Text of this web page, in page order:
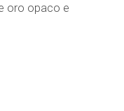
oro opaco e